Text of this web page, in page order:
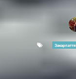
Закарпаття